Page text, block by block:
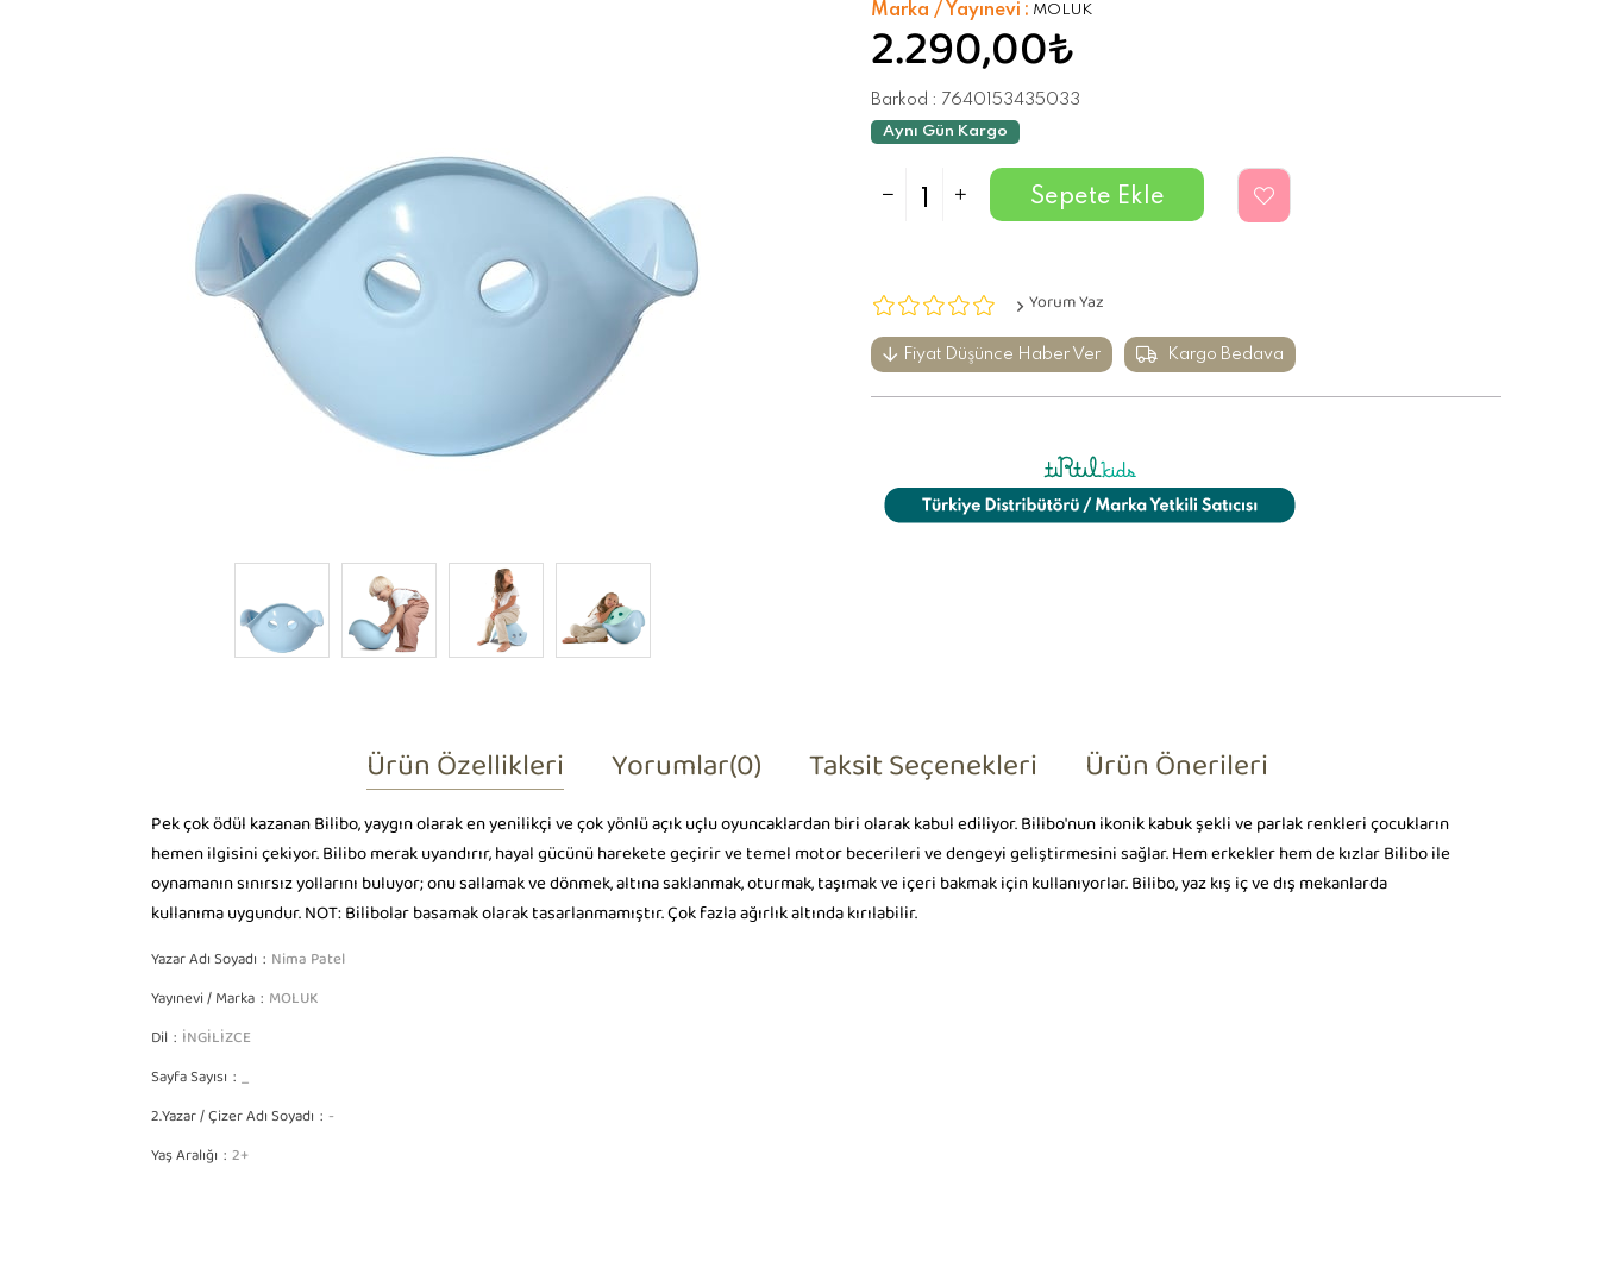
Marka / Yayınevi : MOLUK
2.290,00₺
Barkod : 7640153435033
Aynı Gün Kargo
Yorum Yaz
Fiyat Düşünce Haber Ver Kargo Bedava
Ürün Özellikleri Yorumlar(0) Taksit Seçenekleri Ürün Önerileri
Pek çok ödül kazanan Bilibo, yaygın olarak en yenilikçi ve çok yönlü açık uçlu oyuncaklardan biri olarak kabul ediliyor. Bilibo'nun ikonik kabuk şekli ve parlak renkleri çocukların
hemen ilgisini çekiyor. Bilibo merak uyandırır, hayal gücünü harekete geçirir ve temel motor becerileri ve dengeyi geliştirmesini sağlar. Hem erkekler hem de kızlar Bilibo ile
oynamanın sınırsız yollarını buluyor; onu sallamak ve dönmek, altına saklanmak, oturmak, taşımak ve içeri bakmak için kullanıyorlar. Bilibo, yaz kış iç ve dış mekanlarda
kullanıma uygundur. NOT: Bilibolar basamak olarak tasarlanmamıştır. Çok fazla ağırlık altında kırılabilir.
Yazar Adı Soyadı Nima Patel
Yayınevi / Marka MOLUK
Dil İNGİLİZCE
Sayfa Sayısı _
2.Yazar / Çizer Adı Soyadı -
Yaş Aralığı 2+